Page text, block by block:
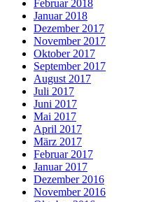
Februar 2018
Januar 2018
Dezember 2017
November 2017
Oktober 2017
September 2017
August 2017
Juli 2017
Juni 2017
Mai 2017
April 2017
März 2017
Februar 2017
Januar 2017
Dezember 2016
November 2016